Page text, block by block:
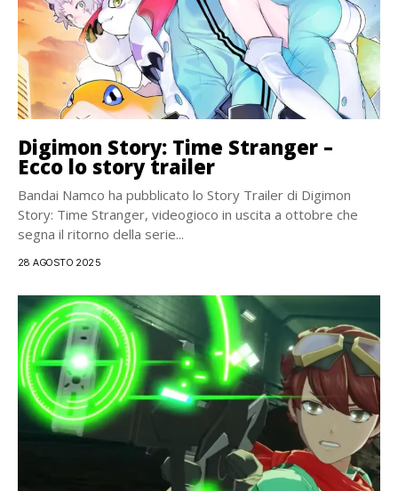
Digimon Story: Time Stranger –
Ecco lo story trailer
Bandai Namco ha pubblicato lo Story Trailer di Digimon
Story: Time Stranger, videogioco in uscita a ottobre che
segna il ritorno della serie...
28 AGOSTO 2025